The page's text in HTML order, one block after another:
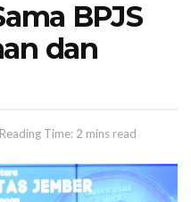
BPJS
dan
Reading Time: 2 mins read